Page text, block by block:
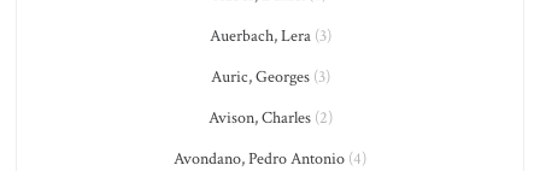
Auerbach, Lera(3)
Auric, Georges(3)
Avison, Charles(2)
Avondano, Pedro Antonio (4)